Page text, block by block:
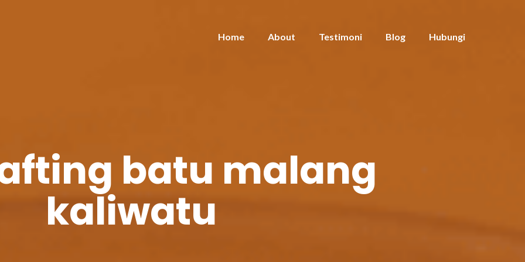
Home About Testimoni Blog Hubungi
batu malang
kaliwatu